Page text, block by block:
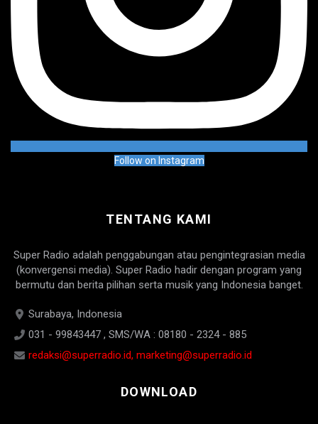
Follow on Instagram
TENTANG KAMI
Super Radio adalah penggabungan atau pengintegrasian media
(konvergensi media). Super Radio hadir dengan program yang
bermutu dan berita pilihan serta musik yang Indonesia banget.
Surabaya, Indonesia
031 - 99843447 , SMS/WA : 08180 - 2324 - 885
redaksi@superradio.id, marketing@superradio.id
DOWNLOAD